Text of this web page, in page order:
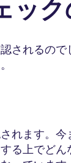
ッ
されるの
れます。
る上でど